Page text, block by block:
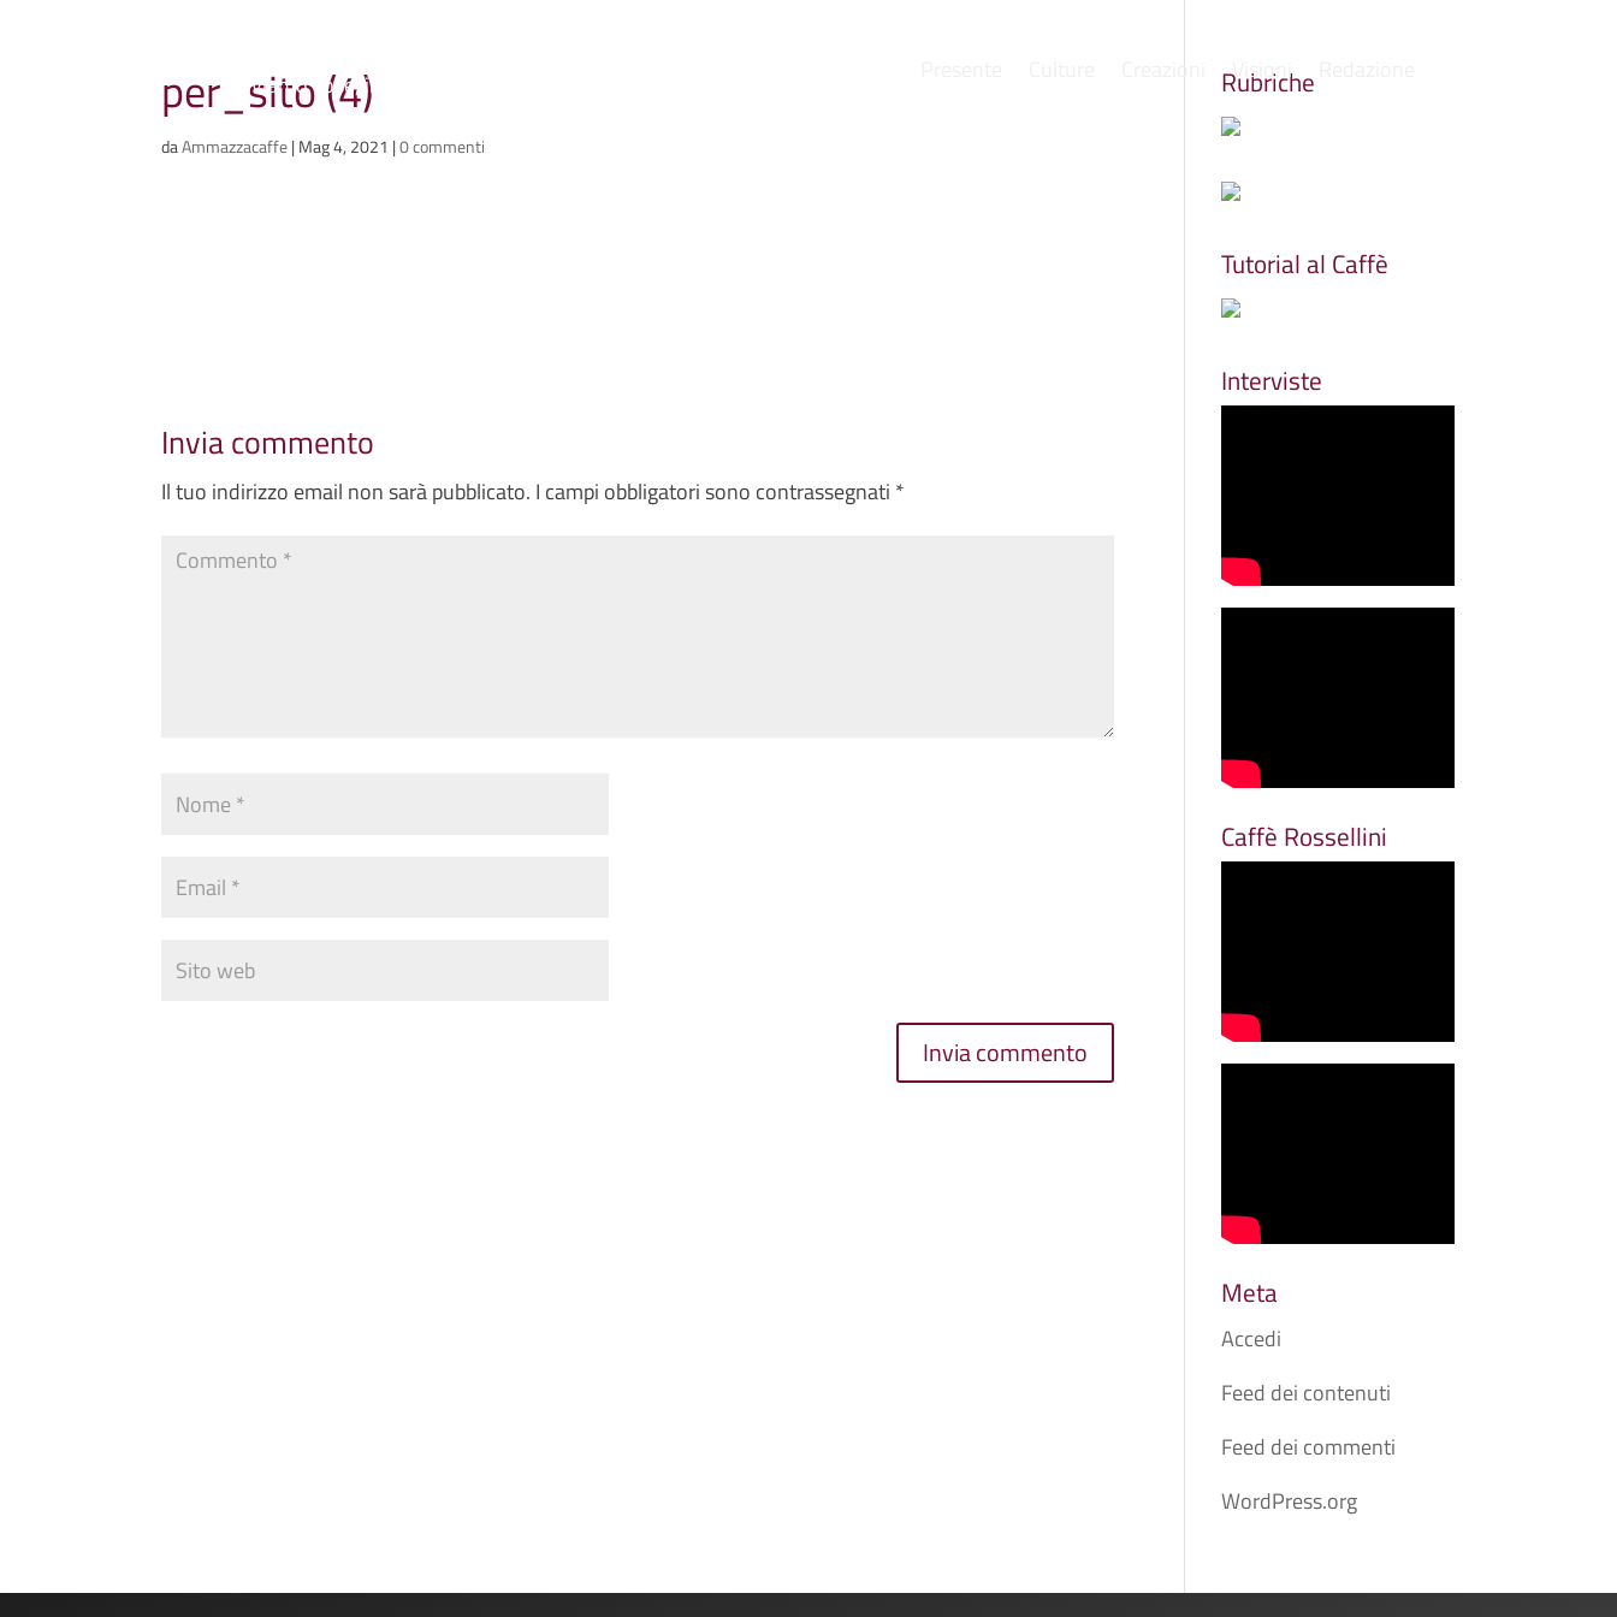
Scriviamo cose, intervistiamo gente Visioni
per_sito (4)
daAmmazzacaffe|Mag 4, 2021 |0 commenti
Invia commento
Il tuo indirizzo email non sarà pubblicato. I campi obbligatori sono contrassegnati *
Rubriche
Tutorial al Caffè
Interviste
Caffè Rossellini
Meta
Accedi
Feed dei contenuti
Feed dei commenti
WordPress.org